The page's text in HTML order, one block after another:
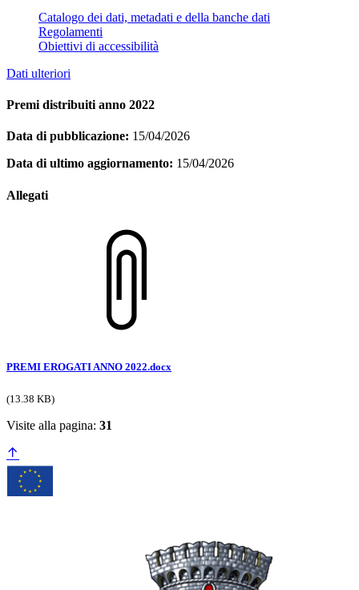
Catalogo dei dati, metadati e della banche dati
Regolamenti
Obiettivi di accessibilità
Dati ulteriori
Premi distribuiti anno 2022
Data di pubblicazione: 15/04/2026
Data di ultimo aggiornamento: 15/04/2026
Allegati
PREMI EROGATI ANNO 2022.docx
(13.38 KB)
Visite alla pagina: 31